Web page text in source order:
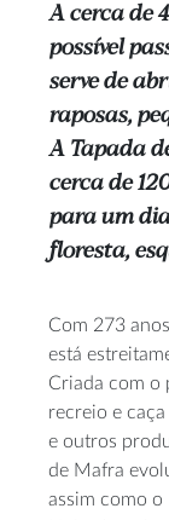
A cerca de
possível
serve de
raposas,
A Tapada
cerca de
para um
floresta,
Com 273
está
Criada com o
recreio e
e outros
de Mafra
assim como